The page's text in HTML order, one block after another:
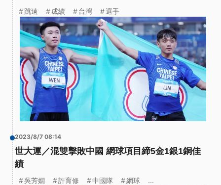
跳遠 成績 台灣 選手
2023/8/7 08:14
世大運／混雙擊敗中國 網球項目締5金1銀1銅佳
績
吳芳嫺 許育修 中國隊 網球 ...